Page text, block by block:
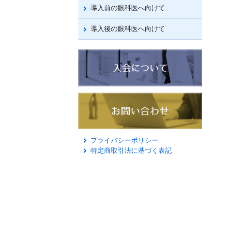
導入前の眼科医へ向けて
導入後の眼科医へ向けて
プライバシーポリシー
特定商取引法に基づく表記